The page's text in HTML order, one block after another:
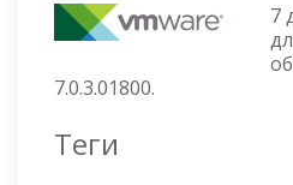
7
7.0.3.01800.
Теги